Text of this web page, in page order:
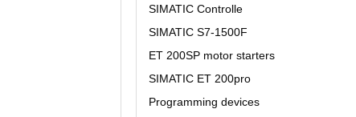
SIMATIC Controlle
SIMATIC S7-1500F
ET 200SP motor starters
SIMATIC ET 200pro
Programming devices